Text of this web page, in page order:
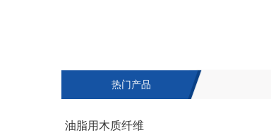
热门产品
油脂用木质纤维